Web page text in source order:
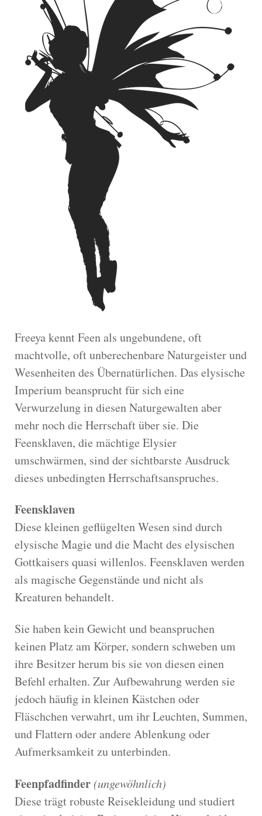
Freeya kennt Feen als ungebundene, oft
machtvolle, oft unberechenbare Naturgeister und
Wesenheiten des Übernatürlichen. Das elysische
Imperium beansprucht für sich eine
Verwurzelung in diesen Naturgewalten aber
mehr noch die Herrschaft über sie. Die
Feensklaven, die mächtige Elysier
umschwärmen, sind der sichtbarste Ausdruck
dieses unbedingten Herrschaftsanspruches.
Feensklaven
Diese kleinen geflügelten Wesen sind durch
elysische Magie und die Macht des elysischen
Gottkaisers quasi willenlos. Feensklaven werden
als magische Gegenstände und nicht als
Kreaturen behandelt.
Sie haben kein Gewicht und beanspruchen
keinen Platz am Körper, sondern schweben um
ihre Besitzer herum bis sie von diesen einen
Befehl erhalten. Zur Aufbewahrung werden sie
jedoch häufig in kleinen Kästchen oder
Fläschchen verwahrt, um ihr Leuchten, Summen,
und Flattern oder andere Ablenkung oder
Aufmerksamkeit zu unterbinden.
Feenpfadfinder (ungewöhnlich)
Diese trägt robuste Reisekleidung und studiert